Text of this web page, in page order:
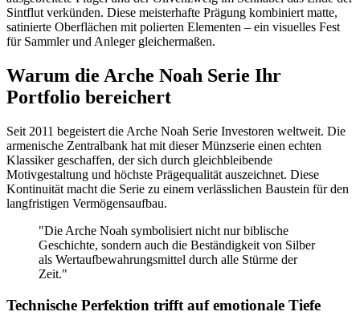
Sintflut verkünden. Diese meisterhafte Prägung kombiniert matte,
satinierte Oberflächen mit polierten Elementen – ein visuelles Fest
für Sammler und Anleger gleichermaßen.
Warum die Arche Noah Serie Ihr
Portfolio bereichert
Seit 2011 begeistert die Arche Noah Serie Investoren weltweit. Die
armenische Zentralbank hat mit dieser Münzserie einen echten
Klassiker geschaffen, der sich durch gleichbleibende
Motivgestaltung und höchste Prägequalität auszeichnet. Diese
Kontinuität macht die Serie zu einem verlässlichen Baustein für den
langfristigen Vermögensaufbau.
"Die Arche Noah symbolisiert nicht nur biblische
Geschichte, sondern auch die Beständigkeit von Silber
als Wertaufbewahrungsmittel durch alle Stürme der
Zeit."
Technische Perfektion trifft auf emotionale Tiefe